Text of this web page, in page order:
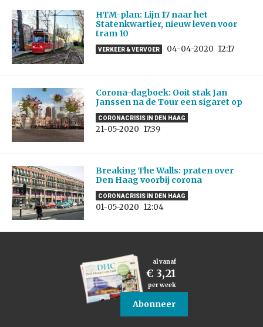
HTM-plan: Lijn 17 naar het
Statenkwartier, nieuw leven voor
tram 10
VERKEER & VERVOER 04-04-2020 12:17
Corona-dagboek: Ooit stak Jan
Janssen na de Tour een sigaret op
CORONACRISIS IN DEN HAAG
21-05-2020 17:39
Breaking The Walls: praten over
Den Haag voorbij corona
CORONACRISIS IN DEN HAAG
01-05-2020 12:04
al vanaf
€ 3,21
per week
Abonneer